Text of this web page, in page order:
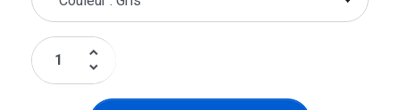
keyboard_arrow_up
keyboard_arrow_down